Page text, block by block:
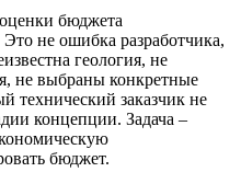
бюджета
Это не ошибка разработчика,
геология, не
не выбраны конкретные
технический заказчик не
концепции. Задача –
бюджет.